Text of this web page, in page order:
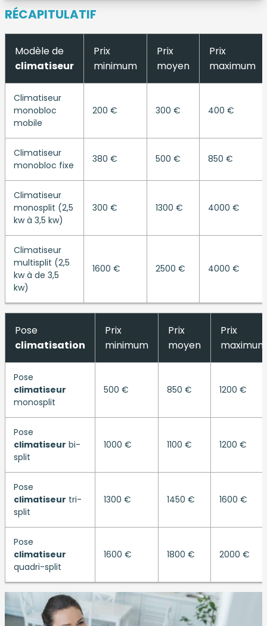
RÉCAPITULATIF
Modèle de
climatiseur
Prix
minimum
Prix
moyen
Prix
maximum
Climatiseur
monobloc
mobile
200 € 300 € 400 €
Climatiseur
monobloc fixe
380 € 500 € 850 €
Climatiseur
monosplit (2,5
kw à 3,5 kw)
300 € 1300 € 4000 €
Climatiseur
multisplit (2,5
kw à de 3,5
kw)
1600 € 2500 € 4000 €
Pose
climatisation
Prix
minimum
Prix
moyen
Prix
maximum
Pose
climatiseur
monosplit
500 € 850 € 1200 €
Pose
climatiseur bi-
split
1000 € 1100 € 1200 €
Pose
climatiseur tri-
split
1300 € 1450 € 1600 €
Pose
climatiseur
quadri-split
1600 € 1800 € 2000 €